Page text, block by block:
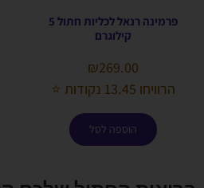
פרמינה רנאל לכליות חתול 5
קילוגרם
₪269.00
הרוויחו 13.45 נקודות ⭐
הוספה לסל